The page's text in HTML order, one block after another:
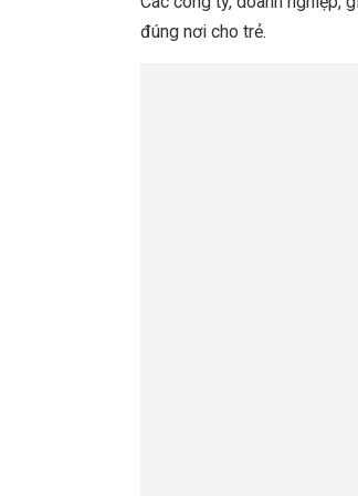
đúng nơi cho trẻ.